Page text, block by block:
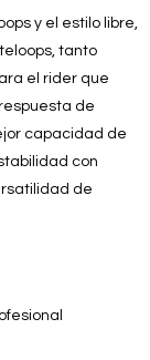
y el estilo libre,
tanto
el rider que
de
capacidad de
con
de